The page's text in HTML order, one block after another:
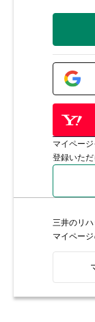
マイペー
登録いただ
三井のリ
マイペー